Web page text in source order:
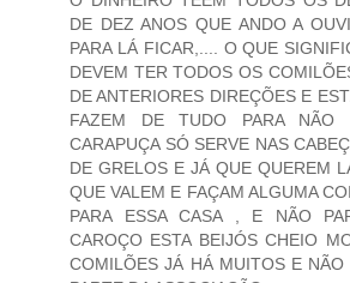
DE DEZ ANOS QUE ANDO A
PARA LÁ FICAR,.... O QUE
DEVEM TER TODOS OS
DE ANTERIORES DIREÇÕES E
FAZEM DE TUDO PARA
CARAPUÇA SÓ SERVE NAS
DE GRELOS E JÁ QUE QUEREM
QUE VALEM E FAÇAM ALGUMA
PARA ESSA CASA , E NÃO
CAROÇO ESTA BEIJÓS CHEIO
COMILÕES JÁ HÁ MUITOS E NÃO